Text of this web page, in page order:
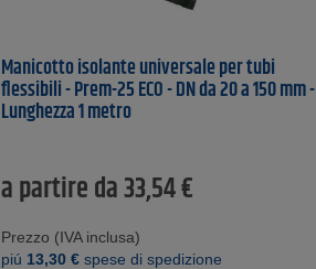
Manicotto isolante universale per tubi
flessibili - Prem-25 ECO - DN da 20 a 150 mm -
Lunghezza 1 metro
a partire da33,54€
Prezzo (IVA inclusa)
piú 13,30 € spese di spedizione